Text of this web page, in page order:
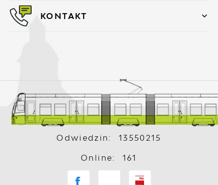
KONTAKT
Odwiedzin: 13550215
Online: 161